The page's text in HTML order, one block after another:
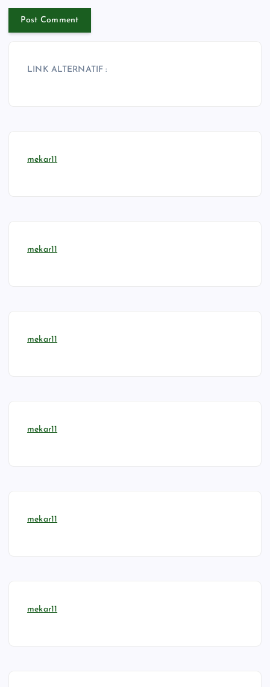
LINK ALTERNATIF :
mekar11
mekar11
mekar11
mekar11
mekar11
mekar11